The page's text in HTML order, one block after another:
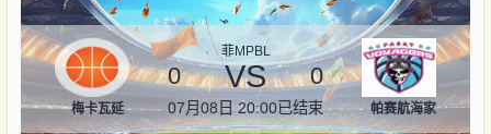
梅卡瓦延
菲MPBL
0 VS 0
07月08日 20:00已结束 帕赛航海家